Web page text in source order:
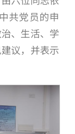
共党员的申
、生活、学
议，并表示